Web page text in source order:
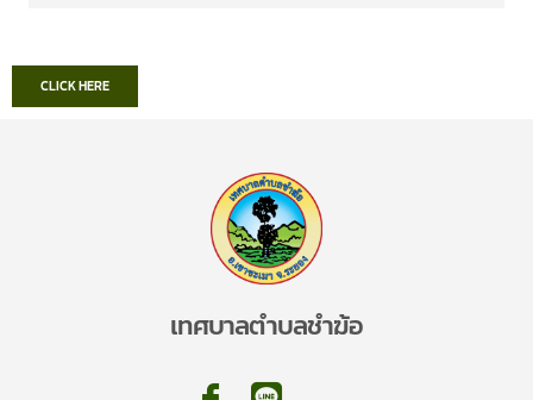
CLICK HERE
เทศบาลตำบลชำฆ้อ